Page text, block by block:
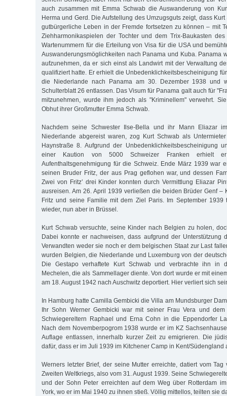
auch zusammen mit Emma Schwab die Auswanderung von
Herma und Gerd. Die Aufstellung des Umzugsguts zeigt, dass
gutbürgerliche Leben in der Fremde fortsetzen zu können – mit
Ziehharmonikaspielen der Tochter und dem Trix-Baukasten
Wartenummern für die Erteilung von Visa für die USA und
Auswanderungsmöglichkeiten nach Panama und Kuba. Panama
aufzunehmen, da er sich einst als Landwirt mit der Verwaltung
qualifiziert hatte. Er erhielt die Unbedenklichkeitsbescheinigung
die Niederlande nach Panama am 30. Dezember 1938 und
Schulterblatt 26 entlassen. Das Visum für Panama galt auch für
mitzunehmen, wurde ihm jedoch als "Kriminellem" verwehrt.
Obhut ihrer Großmutter Emma Schwab.
Nachdem seine Schwester Ilse-Bella und ihr Mann Eliazar
Niederlande abgereist waren, zog Kurt Schwab als
Haynstraße 8. Aufgrund der Unbedenklichkeitsbescheinigung
einer Kaution von 5000 Schweizer Franken erhielt
Aufenthaltsgenehmigung für die Schweiz. Ende März 1939 war
seinen Bruder Fritz, der aus Prag geflohen war, und dessen
Zwei von Fritz’ drei Kinder konnten durch Vermittlung Eliazar
ausreisen. Am 26. April 1939 verließen die beiden Brüder Genf –
Fritz und seine Familie mit dem Ziel Paris. Im September 1939
wieder, nun aber in Brüssel.
Kurt Schwab versuchte, seine Kinder nach Belgien zu holen,
Dabei konnte er nachweisen, dass aufgrund der Unterstützung
Verwandten weder sie noch er dem belgischen Staat zur Last
wurden Belgien, die Niederlande und Luxemburg von der
Die Gestapo verhaftete Kurt Schwab und verbrachte ihn in
Mechelen, die als Sammellager diente. Von dort wurde er mit
am 18. August 1942 nach Auschwitz deportiert. Hier verliert sich
In Hamburg hatte Camilla Gembicki die Villa am Mundsburger
Ihr Sohn Werner Gembicki war mit seiner Frau Vera und
Schwiegereltern Raphael und Erna Cohn in die Eppendorfer
Nach dem Novemberpogrom 1938 wurde er im KZ
Auflage entlassen, innerhalb kurzer Zeit zu emigrieren. Die
dafür, dass er im Juli 1939 im Kitchener Camp in Kent/Südengland
Werners letzter Brief, der seine Mutter erreichte, datiert vom Tag
Zweiten Weltkriegs, also vom 31. August 1939. Seine
und der Sohn Peter erreichten auf dem Weg über Rotterdam
York, wo er im Mai 1940 zu ihnen stieß. Völlig mittellos, teilten sie